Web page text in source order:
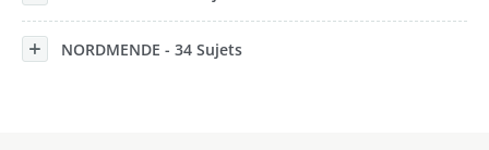
NORDMENDE - 34 Sujets